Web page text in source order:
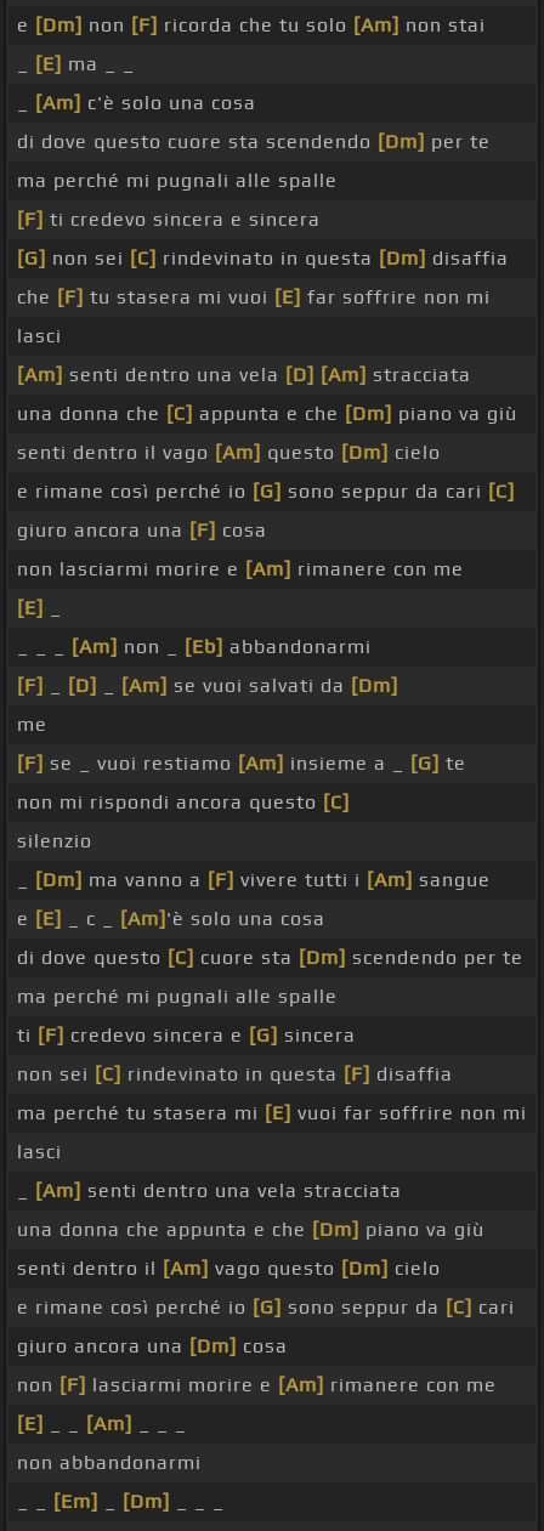
e [Dm] non [F] ricorda che tu solo [Am] non stai
[E] ma _ _
[Am] c'è solo una cosa
di dove questo cuore sta scendendo [Dm] per te
ma perché mi pugnali alle spalle
[F] ti credevo sincera e sincera
[G] non sei [C] rindevinato in questa [Dm] disaffia
che [F] tu stasera mi vuoi [E] far soffrire non mi
lasci
[Am] senti dentro una vela [D] [Am] stracciata
una donna che [C] appunta e che [Dm] piano va giù
senti dentro il vago [Am] questo [Dm] cielo
e rimane così perché io [G] sono seppur da cari [C]
giuro ancora una [F] cosa
non lasciarmi morire e [Am] rimanere con me
[E]
[Am] non _ [Eb] abbandonarmi
[F]
[D] [Am] se vuoi salvati da [Dm]
me
[F] se _ vuoi restiamo [Am] insieme a _ [G] te
non mi rispondi ancora questo [C]
silenzio
[Dm] ma vanno a [F] vivere tutti i [Am] sangue
e [E] _ c _ [Am] 'è solo una cosa
di dove questo [C] cuore sta [Dm] scendendo per te
ma perché mi pugnali alle spalle
ti [F] credevo sincera e [G] sincera
non sei [C] rindevinato in questa [F] disaffia
ma perché tu stasera mi [E] vuoi far soffrire non mi
lasci
[Am] senti dentro una vela stracciata
una donna che appunta e che [Dm] piano va giù
senti dentro il [Am] vago questo [Dm] cielo
e rimane così perché io [G] sono seppur da [C] cari
giuro ancora una [Dm] cosa
non [F] lasciarmi morire e [Am] rimanere con me
[E]
[Am]
non abbandonarmi
[Em] [Dm]